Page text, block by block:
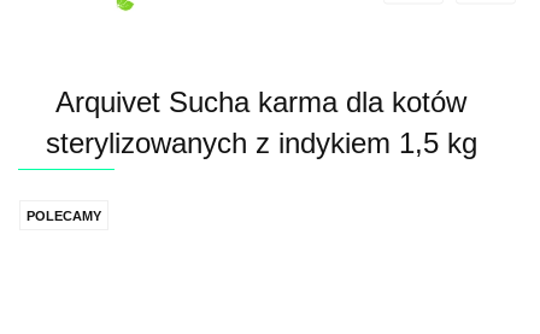
Arquivet Sucha karma dla kotów
sterylizowanych z indykiem 1,5 kg
POLECAMY